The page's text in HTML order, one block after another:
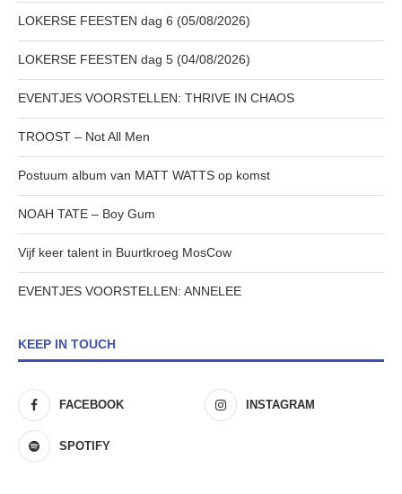
LOKERSE FEESTEN dag 6 (05/08/2026)
LOKERSE FEESTEN dag 5 (04/08/2026)
EVENTJES VOORSTELLEN: THRIVE IN CHAOS
TROOST – Not All Men
Postuum album van MATT WATTS op komst
NOAH TATE – Boy Gum
Vijf keer talent in Buurtkroeg MosCow
EVENTJES VOORSTELLEN: ANNELEE
KEEP IN TOUCH
FACEBOOK INSTAGRAM
SPOTIFY